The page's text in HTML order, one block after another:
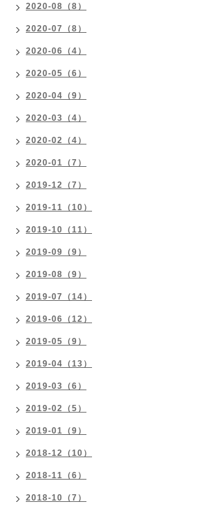
2020-08（8）
2020-07（8）
2020-06（4）
2020-05（6）
2020-04（9）
2020-03（4）
2020-02（4）
2020-01（7）
2019-12（7）
2019-11（10）
2019-10（11）
2019-09（9）
2019-08（9）
2019-07（14）
2019-06（12）
2019-05（9）
2019-04（13）
2019-03（6）
2019-02（5）
2019-01（9）
2018-12（10）
2018-11（6）
2018-10（7）